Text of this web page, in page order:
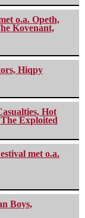
o.a. Opeth,
Kovenant,
Hiqpy
Hot
Exploited
met o.a.
Boys,